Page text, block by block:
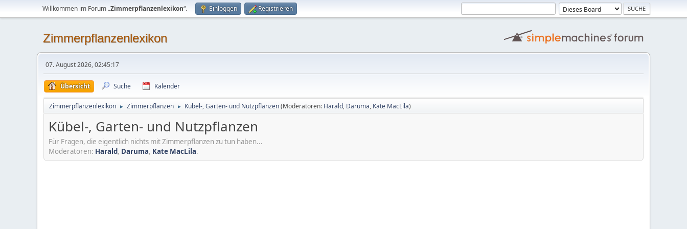
Willkommen im Forum „Zimmerpflanzenlexikon“. Einloggen Registrieren
Zimmerpflanzenlexikon
07. August 2026, 02:45:17
Übersicht Suche Kalender
Zimmerpflanzenlexikon ► Zimmerpflanzen ► Kübel-, Garten- und Nutzpflanzen(Moderatoren: Harald, Daruma, Kate MacLila)
Kübel-, Garten- und Nutzpflanzen
Für Fragen, die eigentlich nichts mit Zimmerpflanzen zu tun haben...
Moderatoren: Harald, Daruma, Kate MacLila.